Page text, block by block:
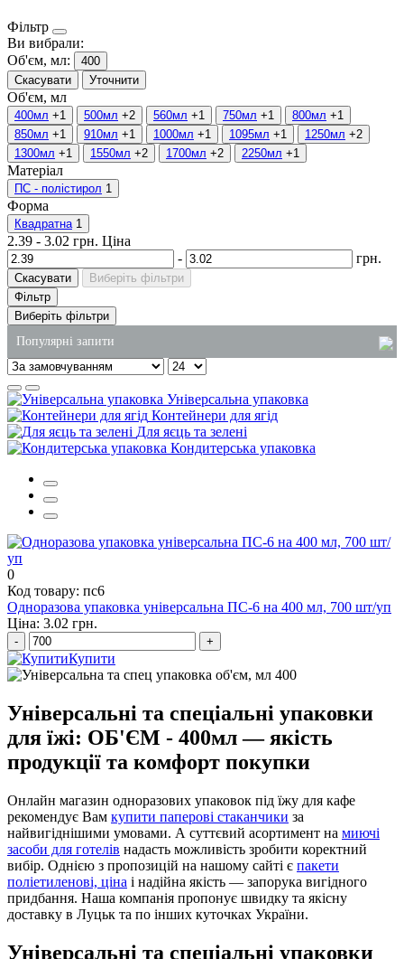
Фільтр
Ви вибрали:
Об'єм, мл:
400
Скасувати
Уточнити
Об'єм, мл
400мл +1 500мл +2 560мл +1 750мл +1 800мл +1
850мл +1 910мл +1 1000мл +1 1095мл +1 1250мл +2
1300мл +1 1550мл +2 1700мл +2 2250мл +1
Матеріал
ПС - полістирол 1
Форма
Квадратна 1
2.39 - 3.02 грн. Ціна
-
грн.
Скасувати
Виберіть фільтри
Фільтр
Виберіть фільтри
Популярні запити
каталог господарських товарів
рідке мило для рук 5 літрів
спінені підкладки
паперові рушники ціна
серветки столові паперові купити
Універсальна упаковка
Контейнери для ягід
Для яєць та зелені
Кондитерська упаковка
0
Код товару: пс6
Одноразова упаковка універсальна ПС-6 на 400 мл, 700 шт/уп
Ціна: 3.02 грн.
- +
Купити
Універсальні та спеціальні упаковки
для їжі: ОБ'ЄМ - 400мл — якість
продукції та комфорт покупки
Онлайн магазин одноразових упаковок під їжу для кафе
рекомендує Вам купити паперові стаканчики за
найвигіднішими умовами. А суттєвий асортимент на миючі
засоби для готелів надасть можливість зробити коректний
вибір. Однією з пропозицій на нашому сайті є пакети
поліетиленові, ціна і надійна якість — запорука вигідного
придбання. Наша компанія пропонує швидку та якісну
доставку в Луцьк та по інших куточках України.
Універсальні та спеціальні упаковки